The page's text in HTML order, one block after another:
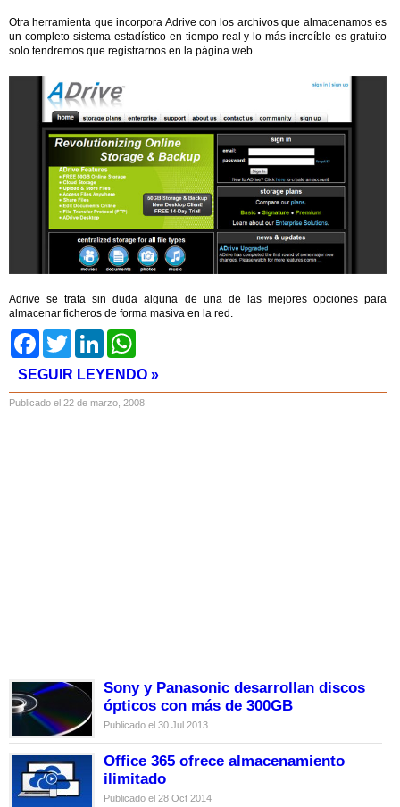
Otra herramienta que incorpora Adrive con los archivos que almacenamos es
un completo sistema estadístico en tiempo real y lo más increíble es gratuito
solo tendremos que registrarnos en la página web.
Adrive se trata sin duda alguna de una de las mejores opciones para
almacenar ficheros de forma masiva en la red.
FacebookTwitter LinkedIn
SEGUIR LEYENDO »
Publicado el 22 de marzo, 2008
Sony y Panasonic desarrollan discos
ópticos con más de 300GB
Publicado el 30 Jul 2013
Office 365 ofrece almacenamiento
ilimitado
Publicado el 28 Oct 2014